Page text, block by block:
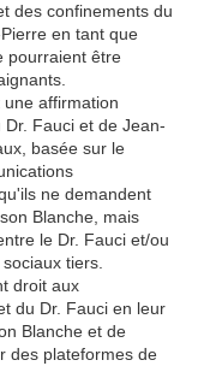
des confinements du
en tant que
pourraient être
affirmation
Fauci et de Jean-
basée sur le
ne demandent
Blanche, mais
le Dr. Fauci et/ou
tiers.
droit aux
du Dr. Fauci en leur
Blanche et de
des plateformes de